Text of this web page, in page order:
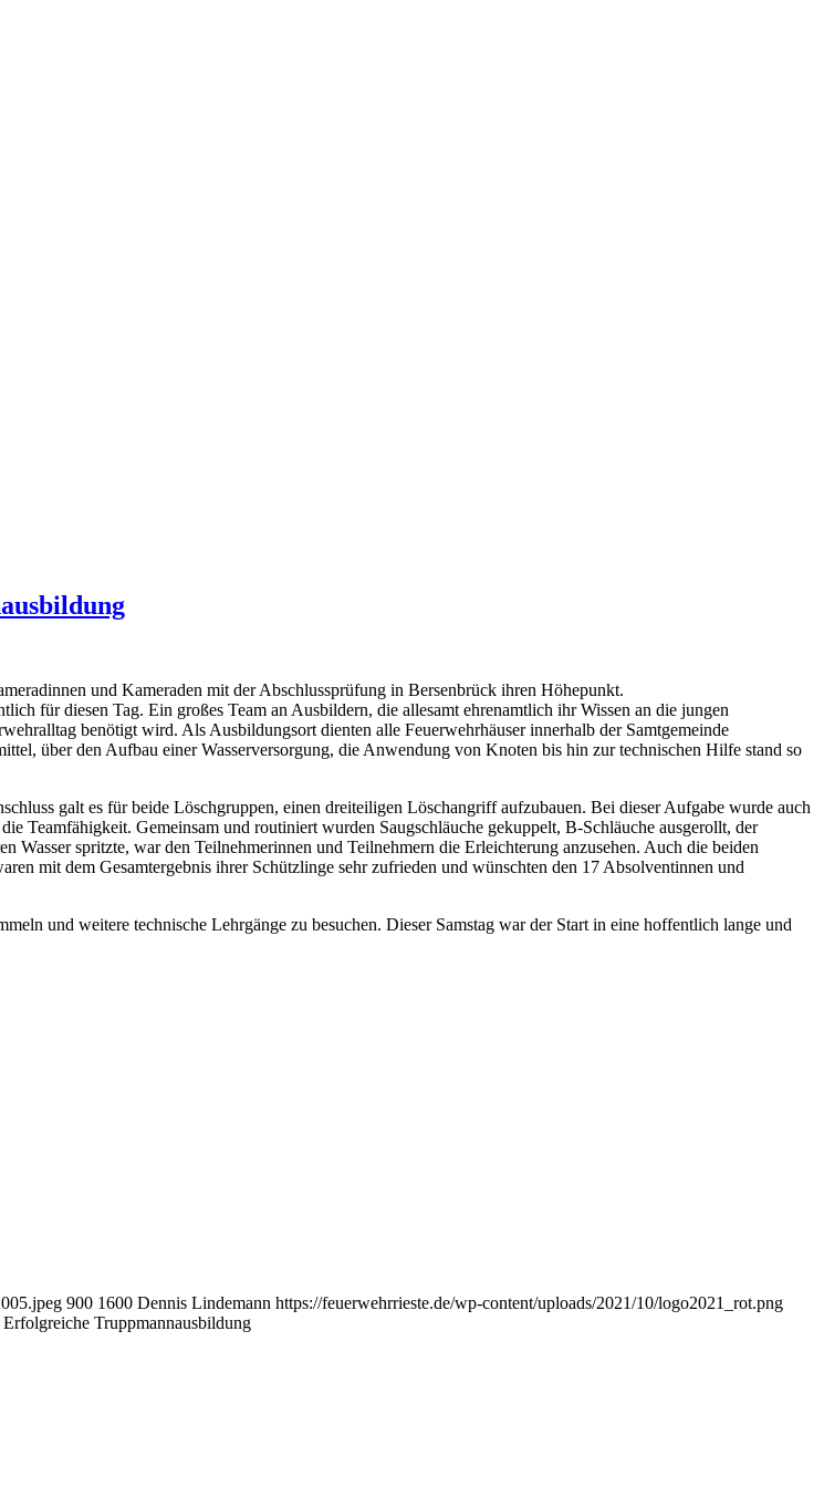
und Kameraden mit der Abschlussprüfung in Bersenbrück ihren Höhepunkt.
für diesen Tag. Ein großes Team an Ausbildern, die allesamt ehrenamtlich ihr Wissen an die jungen
benötigt wird. Als Ausbildungsort dienten alle Feuerwehrhäuser innerhalb der Samtgemeinde
über den Aufbau einer Wasserversorgung, die Anwendung von Knoten bis hin zur technischen Hilfe stand so
galt es für beide Löschgruppen, einen dreiteiligen Löschangriff aufzubauen. Bei dieser Aufgabe wurde auch
Teamfähigkeit. Gemeinsam und routiniert wurden Saugschläuche gekuppelt, B-Schläuche ausgerollt, der
Wasser spritzte, war den Teilnehmerinnen und Teilnehmern die Erleichterung anzusehen. Auch die beiden
mit dem Gesamtergebnis ihrer Schützlinge sehr zufrieden und wünschten den 17 Absolventinnen und
und weitere technische Lehrgänge zu besuchen. Dieser Samstag war der Start in eine hoffentlich lange und
900 1600 Dennis Lindemann https://feuerwehrrieste.de/wp-content/uploads/2021/10/logo2021_rot.png
Truppmannausbildung